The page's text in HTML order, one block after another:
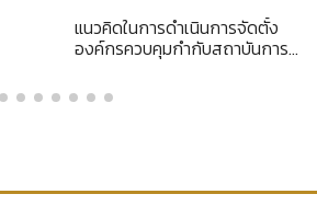
แนวคิดในการดำเนินการจัดตั้ง
องค์กรควบคุมกำกับสถาบันการ